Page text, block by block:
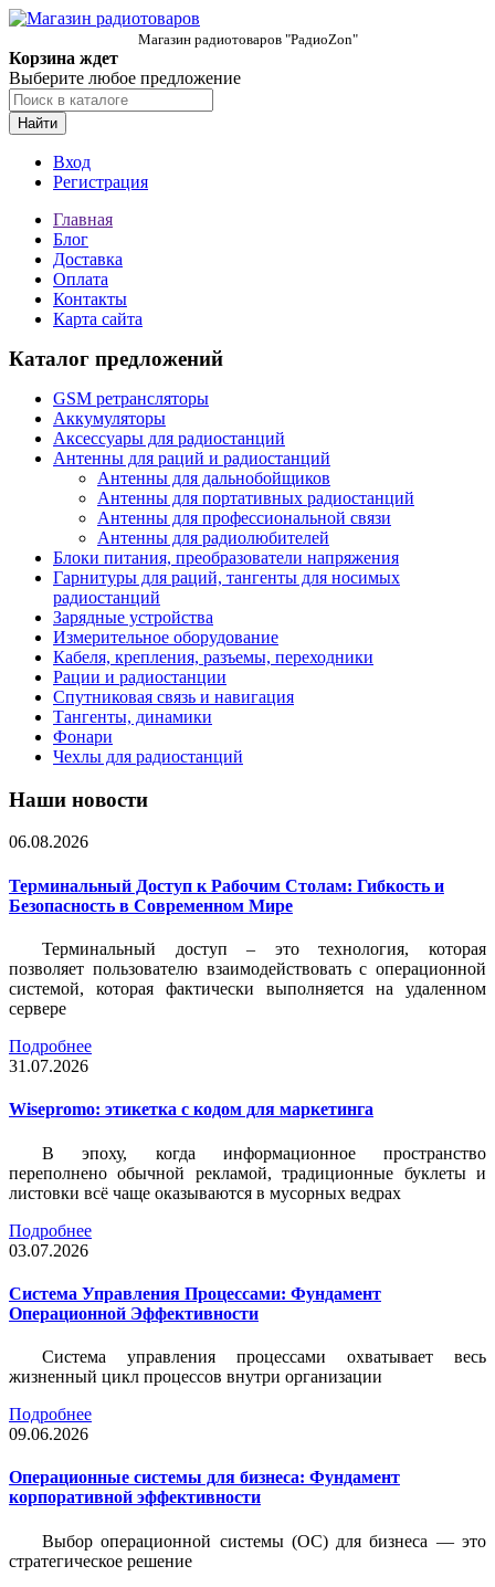
Магазин радиотоваров "РадиоZon"
Корзина ждет
Выберите любое предложение
Найти
Вход
Регистрация
Главная
Блог
Доставка
Оплата
Контакты
Карта сайта
Каталог предложений
GSM ретрансляторы
Аккумуляторы
Аксессуары для радиостанций
Антенны для раций и радиостанций
Антенны для дальнобойщиков
Антенны для портативных радиостанций
Антенны для профессиональной связи
Антенны для радиолюбителей
Блоки питания, преобразователи напряжения
Гарнитуры для раций, тангенты для носимых
радиостанций
Зарядные устройства
Измерительное оборудование
Кабеля, крепления, разъемы, переходники
Рации и радиостанции
Спутниковая связь и навигация
Тангенты, динамики
Фонари
Чехлы для радиостанций
Наши новости
06.08.2026
Терминальный Доступ к Рабочим Столам: Гибкость и
Безопасность в Современном Мире
Терминальный доступ – это технология, которая
позволяет пользователю взаимодействовать с операционной
системой, которая фактически выполняется на удаленном
сервере
Подробнее
31.07.2026
Wisepromo: этикетка c кодом для маркетинга
В эпоху, когда информационное пространство
переполнено обычной рекламой, традиционные буклеты и
листовки всё чаще оказываются в мусорных ведрах
Подробнее
03.07.2026
Система Управления Процессами: Фундамент
Операционной Эффективности
Система управления процессами охватывает весь
жизненный цикл процессов внутри организации
Подробнее
09.06.2026
Операционные системы для бизнеса: Фундамент
корпоративной эффективности
Выбор операционной системы (ОС) для бизнеса — это
стратегическое решение